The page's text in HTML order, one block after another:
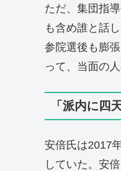
ただ、集団指
も含め誰と話
参院選後も膨
って、当面の
「派内に四
安倍氏は2017
していた。安